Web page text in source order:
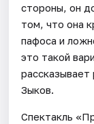
стороны, он
том, что она
пафоса и
это такой
Зыков.
Спектакль